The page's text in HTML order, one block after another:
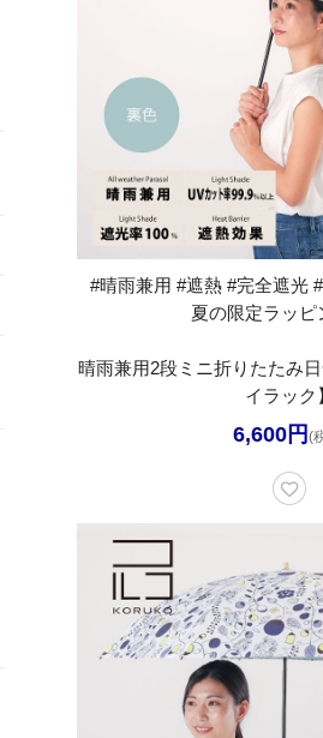
#晴雨兼用 #遮熱 #完全遮光
夏の限定ラッピ
晴雨兼用2段ミニ折りたたみ
イラック
6,600円 (